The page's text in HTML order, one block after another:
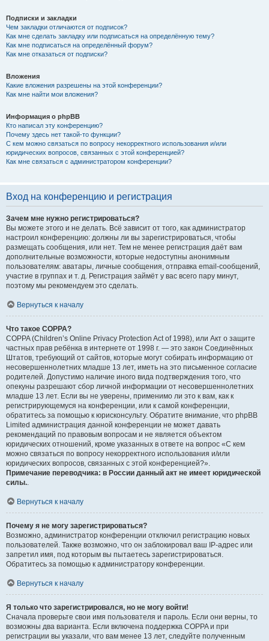
Подписки и закладки
Чем закладки отличаются от подписок?
Как мне сделать закладку или подписаться на определённую тему?
Как мне подписаться на определённый форум?
Как мне отказаться от подписки?
Вложения
Какие вложения разрешены на этой конференции?
Как мне найти мои вложения?
Информация о phpBB
Кто написал эту конференцию?
Почему здесь нет такой-то функции?
С кем можно связаться по вопросу некорректного использования и/или
юридических вопросов, связанных с этой конференцией?
Как мне связаться с администратором конференции?
Вход на конференцию и регистрация
Зачем мне нужно регистрироваться?
Вы можете этого и не делать. Всё зависит от того, как администратор
настроил конференцию: должны ли вы зарегистрироваться, чтобы
размещать сообщения, или нет. Тем не менее регистрация даёт вам
дополнительные возможности, которые недоступны анонимным
пользователям: аватары, личные сообщения, отправка email-сообщений,
участие в группах и т. д. Регистрация займёт у вас всего пару минут,
поэтому мы рекомендуем это сделать.
Вернуться к началу
Что такое COPPA?
COPPA (Children’s Online Privacy Protection Act of 1998), или Акт о защите
частных прав ребёнка в интернете от 1998 г. — это закон Соединённых
Штатов, требующий от сайтов, которые могут собирать информацию от
несовершеннолетних младше 13 лет, иметь на это письменное согласие
родителей. Допустимо наличие иного вида подтверждения того, что
опекуны разрешают сбор личной информации от несовершеннолетних
младше 13 лет. Если вы не уверены, применимо ли это к вам, как к
регистрирующемуся на конференции, или к самой конференции,
обратитесь за помощью к юрисконсульту. Обратите внимание, что phpBB
Limited администрация данной конференции не может давать
рекомендаций по правовым вопросам и не является объектом
юридических отношений, кроме указанных в ответе на вопрос «С кем
можно связаться по вопросу некорректного использования и/или
юридических вопросов, связанных с этой конференцией?».
Примечание переводчика: в России данный акт не имеет юридической
силы..
Вернуться к началу
Почему я не могу зарегистрироваться?
Возможно, администратор конференции отключил регистрацию новых
пользователей. Также возможно, что он заблокировал ваш IP-адрес или
запретил имя, под которым вы пытаетесь зарегистрироваться.
Обратитесь за помощью к администратору конференции.
Вернуться к началу
Я только что зарегистрировался, но не могу войти!
Сначала проверьте свои имя пользователя и пароль. Если они верны, то
возможны два варианта. Если включена поддержка COPPA и при
регистрации вы указали, что вам менее 13 лет, следуйте полученным